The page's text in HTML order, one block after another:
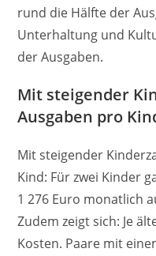
rund die Hälfte der
Unterhaltung und
der Ausgaben.
Mit steigender
Ausgaben pro
Mit steigender
Kind: Für zwei Kinder
1 276 Euro monatlich
Zudem zeigt sich: Je
Kosten. Paare mit